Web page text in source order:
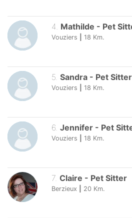
4 Mathilde - Pet
Vouziers 18 Km.
5 Sandra - Pet Sitter
Vouziers 18 Km.
6. Jennifer - Pet
Vouziers 18 Km.
7. Claire - Pet Sitter
Berzieux 20 Km.